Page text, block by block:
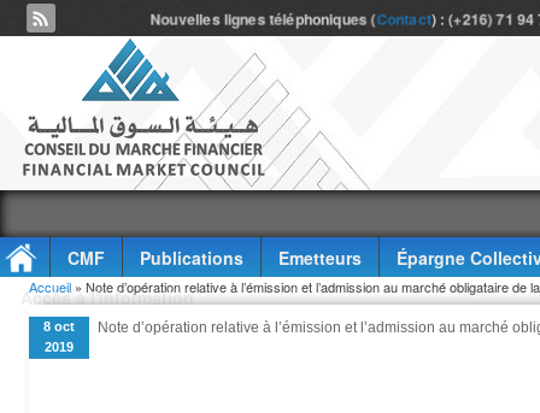
Nouvelles lignes téléphoniques (Contact) : (+216) 71
CMF Publications Emetteurs
Épargne
Accès à l'information
Vous êtes ici
Accueil » Note d’opération relative à l’émission et l’admission au marché obligataire
8 oct
2019
Note d’opération relative à l’émission et l’admission au marché